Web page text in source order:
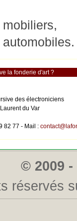
la fonderie d'art ?
des électroniciens
du Var
82 77 - Mail :
© 2009
réservés